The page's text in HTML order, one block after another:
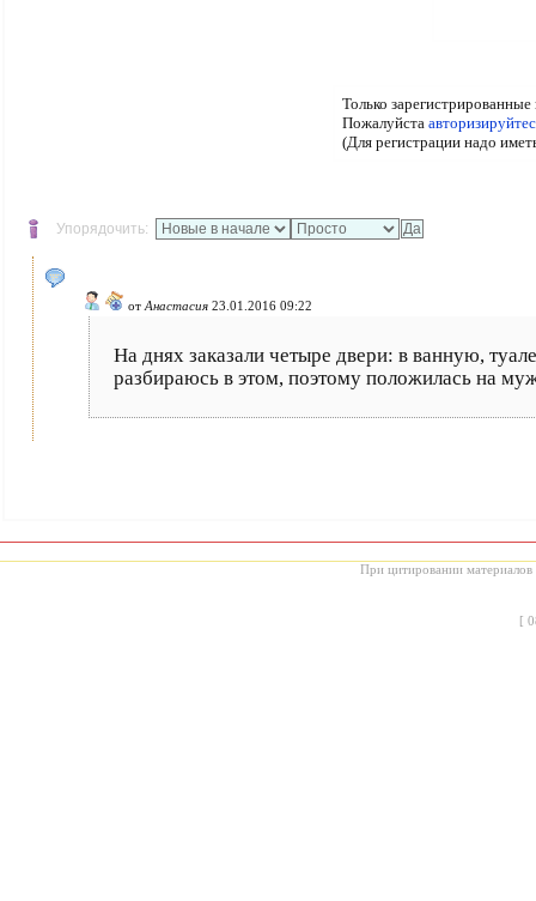
Только
Пожалуйста
(Для регистрации надо
Упорядочить:
от Анастасия 23.01.2016 09:22
На днях заказали четыре двери: в ванную,
разбираюсь в этом, поэтому положилась на
При цитировании материалов
[